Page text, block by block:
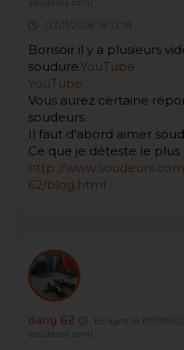
03/11/2018 18:13:18
Bonsoir il y a plusieurs
soudure.YouTube
YouTube
Vous aurez certaine
soudeurs.
Il faut d'abord aimer
Ce que je déteste le
http://
62/blog.html
dany 62 En ligne le 01/01/
soudeurs.com)